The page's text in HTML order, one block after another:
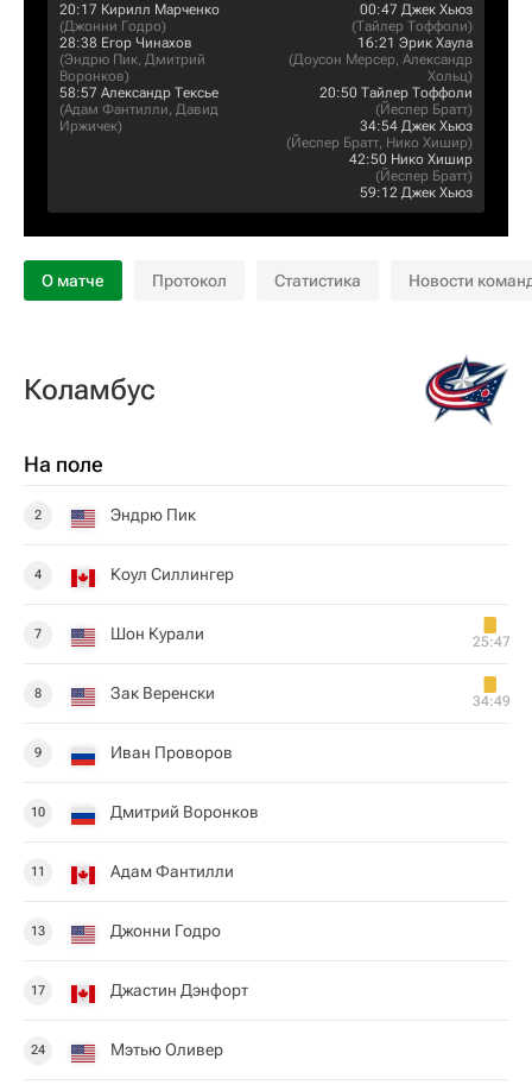
20:17 Кирилл Марченко
(Джонни Годро)
28:38 Егор Чинахов
(Эндрю Пик, Дмитрий
Воронков)
58:57 Александр Тексье
(Адам Фантилли, Давид
Иржичек)
00:47 Джек Хьюз
(Тайлер Тоффоли)
16:21 Эрик Хаула
(Доусон Мерсер, Александр
Хольц)
20:50 Тайлер Тоффоли
(Йеспер Братт)
34:54 Джек Хьюз
(Йеспер Братт, Нико Хишир)
42:50 Нико Хишир
(Йеспер Братт)
59:12 Джек Хьюз
О матче Протокол Статистика Новости
Коламбус
На поле
2 Эндрю Пик
4 Коул Силлингер
7 Шон Курали 25:47
8 Зак Веренски 34:49
9 Иван Проворов
10 Дмитрий Воронков
11 Адам Фантилли
13 Джонни Годро
17 Джастин Дэнфорт
24 Мэтью Оливер